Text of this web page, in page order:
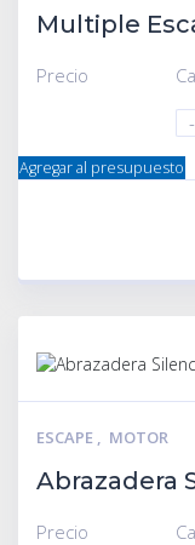
Multiple
Precio
-
Agregar al presupuesto
ESCAPE , MOTOR
Abrazadera
Precio